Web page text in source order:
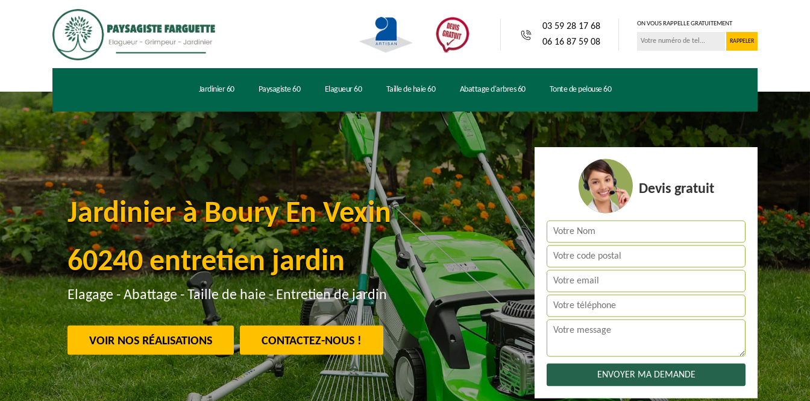
03 59 28 17 68
06 16 87 59 08
ON VOUS RAPPELLE GRATUITEMENT
Jardinier 60 Paysagiste 60 Elagueur 60 Taille de haie 60 Abattage d'arbres 60 Tonte de pelouse 60
Jardinier à Boury En Vexin
60240 entretien jardin
Elagage - Abattage - Taille de haie - Entretien de jardin
VOIR NOS RÉALISATIONS CONTACTEZ-NOUS !
Devis gratuit